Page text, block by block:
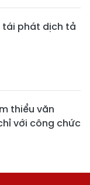
tái phát dịch tả
thiểu văn
với công chức